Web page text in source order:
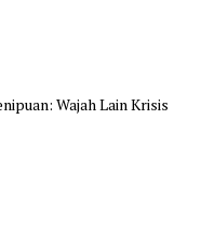
Wajah Lain Krisis